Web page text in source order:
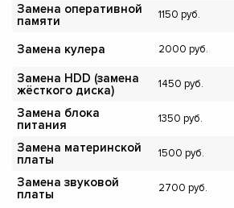
Замена оперативной
памяти
1150
Замена кулера 2000
Замена HDD (замена
жёсткого диска)
1450
Замена блока
питания
1350
Замена материнской
платы
1500
Замена звуковой
платы
2700